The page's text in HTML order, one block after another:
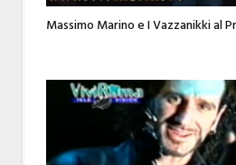
Massimo Marino e I Vazzanikki al